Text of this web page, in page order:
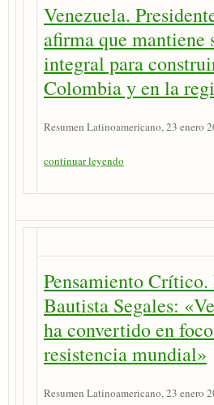
Venezuela.
afirma que mantiene
integral para
Colombia y en la
Resumen Latinoamericano, 23 enero
continuar leyendo
Pensamiento Crítico.
Bautista Segales:
ha convertido en
resistencia mundial»
Resumen Latinoamericano, 23 enero